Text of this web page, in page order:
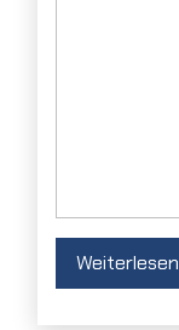
Weiterlesen